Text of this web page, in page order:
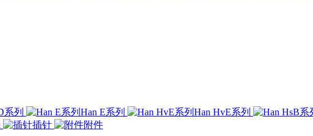
系列 Han E系列 Han HvE系列
插针 附件